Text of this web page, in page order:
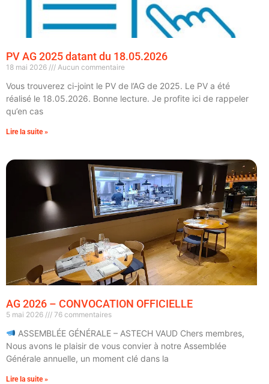
PV AG 2025 datant du 18.05.2026
18 mai 2026 Aucun commentaire
Vous trouverez ci-joint le PV de l’AG de 2025. Le PV a été
réalisé le 18.05.2026. Bonne lecture. Je profite ici de rappeler
qu’en cas
Lire la suite »
AG 2026 – CONVOCATION OFFICIELLE
5 mai 2026 76 commentaires
ASSEMBLÉE GÉNÉRALE – ASTECH VAUD Chers membres,
Nous avons le plaisir de vous convier à notre Assemblée
Générale annuelle, un moment clé dans la
Lire la suite »